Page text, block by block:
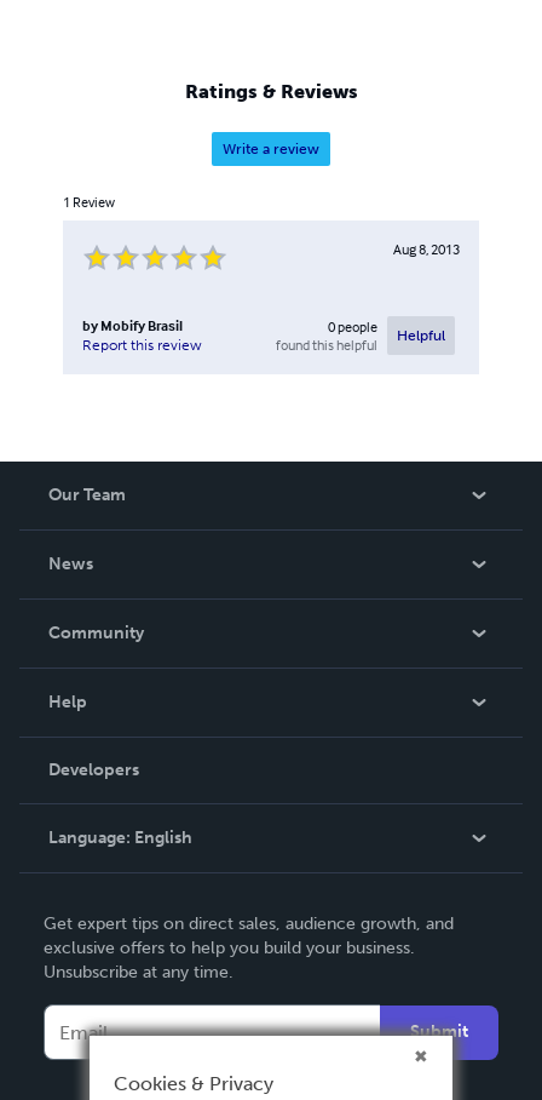
Ratings & Reviews
Write a review
1 Review
Aug 8, 2013
by Mobify Brasil
Report this review
0people
found this helpful
Helpful
Our Team
News
In The News
Community
Podcast
Help
Order Lookup
Knowledge Base
Contact Support
Developers
Language: English
Deutsch
Français
Español
Get expert tips on direct sales, audience growth, and
exclusive offers to help you build your business.
Unsubscribe at any time.
Submit
Cookies & Privacy